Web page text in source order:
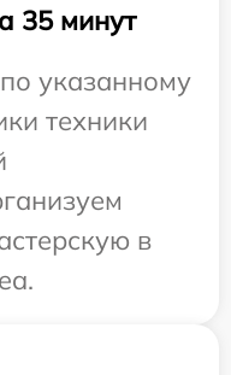
35 минут
указанному
техники
в